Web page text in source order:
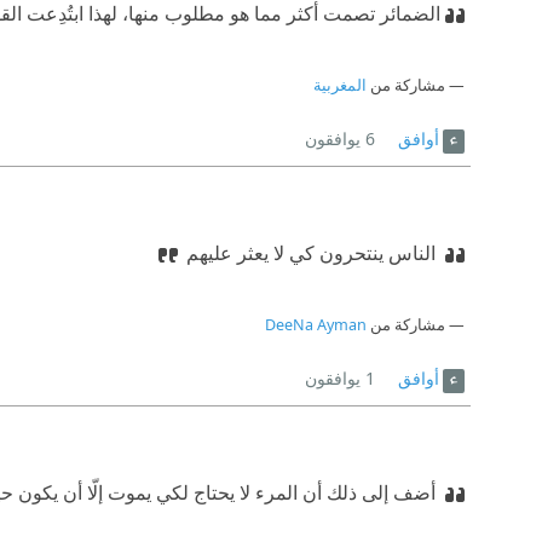
​الضمائر تصمت أكثر مما هو مطلوب منها، لهذا ابتُدِعت
مشاركة من المغربية
أوافق 6 يوافقون
الناس ينتحرون كي لا يعثر عليهم
مشاركة من DeeNa Ayman
أوافق 1 يوافقون
أضف إلى ذلك أن المرء لا يحتاج لكي يموت إلّا أن يكون